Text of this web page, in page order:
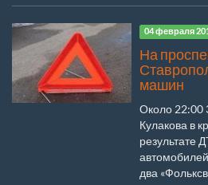
04 февраля
На
машин
Около 22:00
Кулакова в
результате
два